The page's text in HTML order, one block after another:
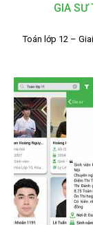
GIA SƯ
Toán lớp 12 –